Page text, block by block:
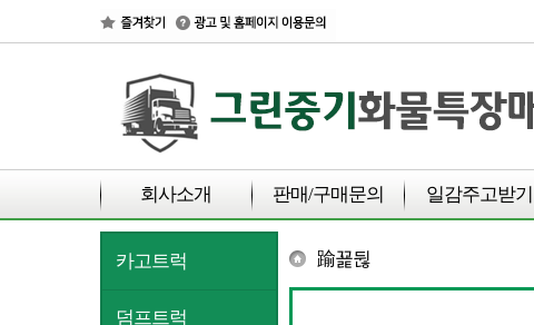
회사소개 판매/구매문의 일감주고받기
카고트럭
덤프트럭
踰꾩뒪